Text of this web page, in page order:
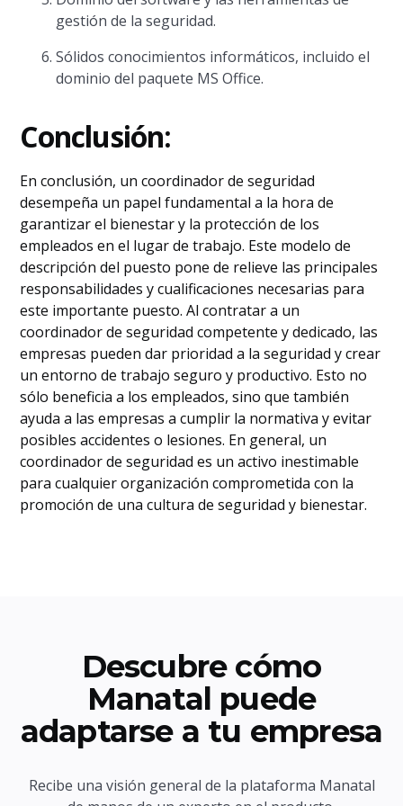
gestión de la seguridad.
Sólidos conocimientos informáticos, incluido el
dominio del paquete MS Office.
Conclusión:
En conclusión, un coordinador de seguridad
desempeña un papel fundamental a la hora de
garantizar el bienestar y la protección de los
empleados en el lugar de trabajo. Este modelo de
descripción del puesto pone de relieve las principales
responsabilidades y cualificaciones necesarias para
este importante puesto. Al contratar a un
coordinador de seguridad competente y dedicado, las
empresas pueden dar prioridad a la seguridad y crear
un entorno de trabajo seguro y productivo. Esto no
sólo beneficia a los empleados, sino que también
ayuda a las empresas a cumplir la normativa y evitar
posibles accidentes o lesiones. En general, un
coordinador de seguridad es un activo inestimable
para cualquier organización comprometida con la
promoción de una cultura de seguridad y bienestar.
Descubre cómo
Manatal puede
adaptarse a tu empresa
Recibe una visión general de la plataforma Manatal